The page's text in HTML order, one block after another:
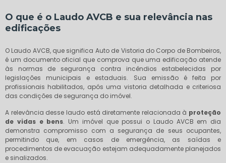
O que é o Laudo AVCB e sua relevância nas
edificações
O Laudo AVCB, que significa Auto de Vistoria do Corpo de Bombeiros,
é um documento oficial que comprova que uma edificação atende
às normas de segurança contra incêndios estabelecidas por
legislações municipais e estaduais. Sua emissão é feita por
profissionais habilitados, após uma vistoria detalhada e criteriosa
das condições de segurança do imóvel.
A relevância desse laudo está diretamente relacionada à proteção
de vidas e bens. Um imóvel que possui o Laudo AVCB em dia
demonstra compromisso com a segurança de seus ocupantes,
permitindo que, em casos de emergência, as saídas e
procedimentos de evacuação estejam adequadamente planejados
e sinalizados.